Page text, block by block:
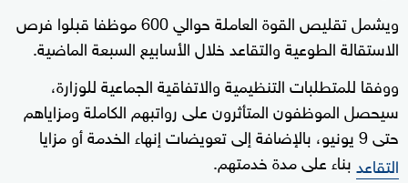
ويشمل تقليص القوة العاملة حوالي 600 موظفا قبلوا فرص
الاستقالة الطوعية والتقاعد خلال الأسابيع السبعة الماضية.
ووفقا للمتطلبات التنظيمية والاتفاقية الجماعية للوزارة،
سيحصل الموظفون المتأثرون على رواتبهم الكاملة ومزاياهم
حتى 9 يونيو، بالإضافة إلى تعويضات إنهاء الخدمة أو مزايا
التقاعدبناء على مدة خدمتهم.